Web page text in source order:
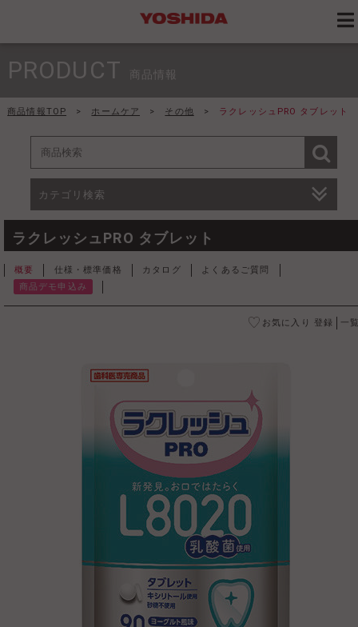
PRODUCT 商品情報
商品情報TOP > ホームケア > その他 > ラクレッシュPRO タブレット
カテゴリ検索
ラクレッシュPRO タブレット
概要 仕様・標準価格 カタログ
よくあるご質問
商品デモ申込み
お気に入り 登録 一